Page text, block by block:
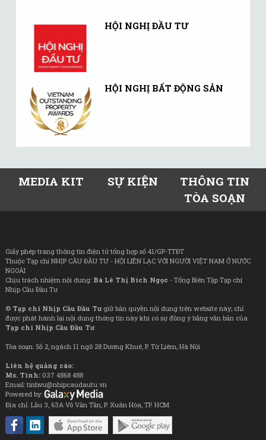
HỘI NGHỊ ĐẦU TƯ
HỘI NGHỊ BẤT ĐỘNG SẢN
MEDIA KIT SỰ KIỆN
THÔNG TIN
TÒA SOẠN
Giấy phép trang thông tin điện tử tổng hợp số 41/GP-TTĐT
Thuộc Tạp chí NHỊP CẦU ĐẦU TƯ - HỘI LIÊN LẠC VỚI NGƯỜI VIỆT NAM Ở NƯỚC
NGOÀI
Chịu trách nhiệm nội dung: Bà Lê Thị Bích Ngọc - Tổng Biên Tập Tạp chí
Nhịp Cầu Đầu Tư
© Tạp chí Nhịp Cầu Đầu Tưgiữ bản quyền nội dung trên website này; chỉ
được phát hành lại nội dung thông tin này khi có sự đồng ý bằng văn bản của
Tạp chí Nhịp Cầu Đầu Tư
Tòa soạn: Số 2, ngách 11 ngõ 28 Dương Khuê, P. Từ Liêm, Hà Nội
Liên hệ quảng cáo:
Ms. Tình: 037 4868 488
Email: tinhvu@nhipcaudautu.vn
Powered by:
Địa chỉ: Lầu 3, 63A Võ Văn Tần, P. Xuân Hòa, TP. HCM